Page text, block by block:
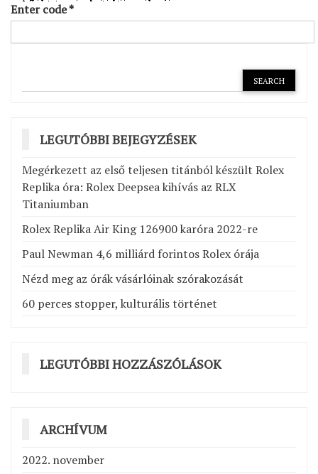
Enter code*
LEGUTÓBBI BEJEGYZÉSEK
Megérkezett az első teljesen titánból készült Rolex
Replika óra: Rolex Deepsea kihívás az RLX
Titaniumban
Rolex Replika Air King 126900 karóra 2022-re
Paul Newman 4,6 milliárd forintos Rolex órája
Nézd meg az órák vásárlóinak szórakozását
60 perces stopper, kulturális történet
LEGUTÓBBI HOZZÁSZÓLÁSOK
ARCHÍVUM
2022. november